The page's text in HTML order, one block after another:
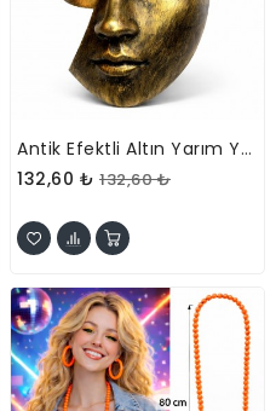
Antik Efektli Altın Yarım Yüz Plastik Parti Maskesi
132,60 ₺ 132,60 ₺